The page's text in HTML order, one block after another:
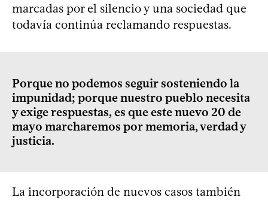
marcadas por el silencio y una sociedad que
todavía continúa reclamando respuestas.
Porque no podemos seguir sosteniendo la
impunidad; porque nuestro pueblo necesita
y exige respuestas, es que este nuevo 20 de
mayo marcharemos por memoria, verdad y
justicia.
La incorporación de nuevos casos también